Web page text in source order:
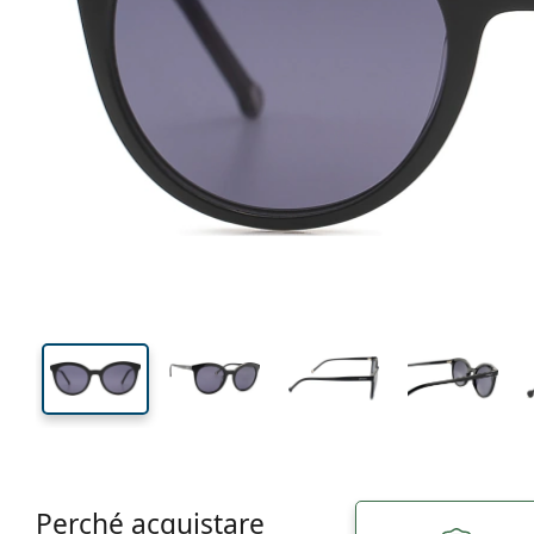
Larghezza montatura
45 mm
Altezza lente Diametro lente (Calibro)
Diametro
lente
Perché acquistare